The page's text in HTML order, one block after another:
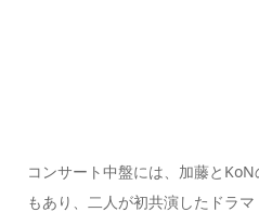
コンサート中盤には、加藤と
もあり、二人が初共演したドラ